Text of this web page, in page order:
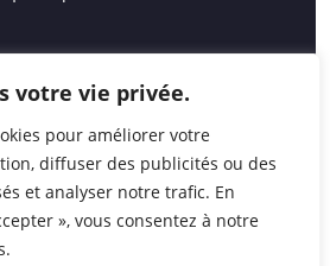
votre vie privée.
pour améliorer votre
diffuser des publicités ou des
et analyser notre trafic. En
», vous consentez à notre
Ivry Sur Seine